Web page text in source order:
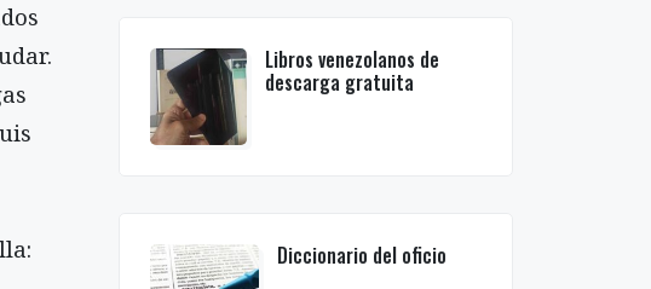
Libros venezolanos de
descarga gratuita
Diccionario del oficio